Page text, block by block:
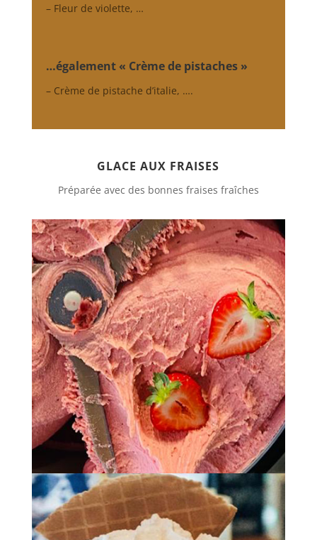
– Fleur de violette, …
…également « Crème de pistaches »
– Crème de pistache d’italie, ….
GLACE AUX FRAISES
Préparée avec des bonnes fraises fraîches